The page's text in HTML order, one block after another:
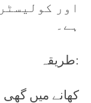
اور
ہے۔
طریقہ:
کھانے میں گھی